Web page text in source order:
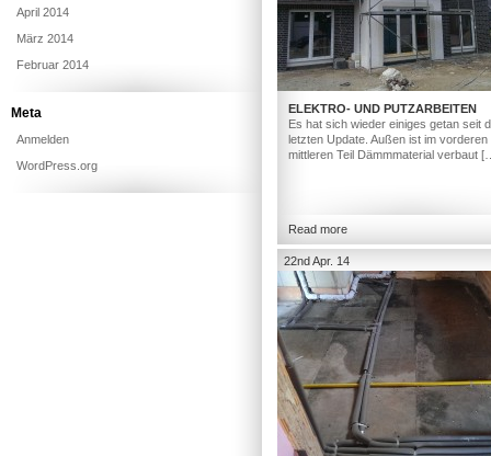
ELEKTRO- UND PUTZARBEITEN
Es hat sich wieder einiges getan seit
letzten Update. Außen ist im vorderen
mittleren Teil Dämmmaterial verbaut
Read more
22nd Apr. 14
April 2014
März 2014
Februar 2014
Meta
Anmelden
WordPress.org